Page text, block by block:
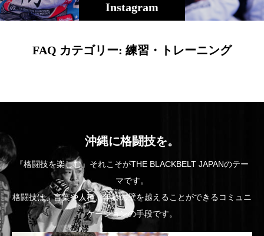
Instagram
FAQ カテゴリー: 練習・トレーニング
沖縄に格闘技を。
『格闘技を楽しむ』それこそがTHE BLACKBELT JAPANのテー
マです。
格闘技は、言葉や人種、年齢の壁を越えることができるコミュニ
ケーションの手段です。